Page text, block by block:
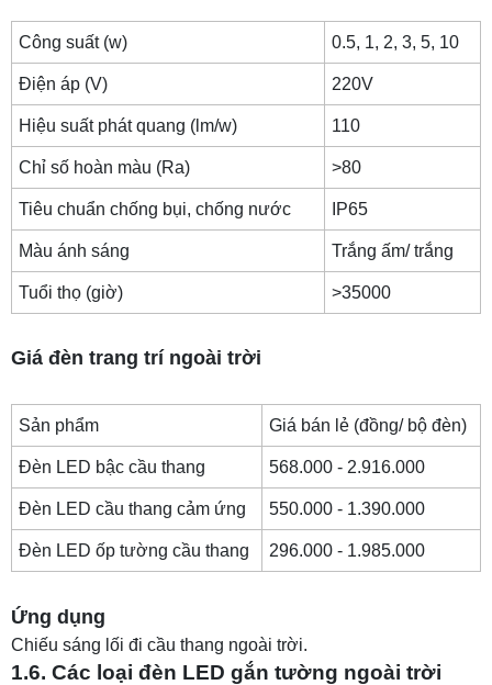
Công suất (w) 0.5, 1, 2, 3, 5, 10
Điện áp (V) 220V
Hiệu suất phát quang (lm/w) 110
Chỉ số hoàn màu (Ra) >80
Tiêu chuẩn chống bụi, chống nước IP65
Màu ánh sáng Trắng ấm/ trắng
Tuổi thọ (giờ) >35000
Giá đèn trang trí ngoài trời
Sản phẩm Giá bán lẻ (đồng/ bộ đèn)
Đèn LED bậc cầu thang 568.000 - 2.916.000
Đèn LED cầu thang cảm ứng 550.000 - 1.390.000
Đèn LED ốp tường cầu thang 296.000 - 1.985.000
Ứng dụng
Chiếu sáng lối đi cầu thang ngoài trời.
1.6. Các loại đèn LED gắn tường ngoài trời